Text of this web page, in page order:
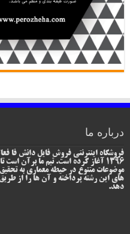
درباره ما
فروشگاه اینترنتی فروش فایل دانش فا
1396 آغاز کرده است. تیم ما برآن
موضوعات متنوع در حیطه معماری به
های این رشته پرداخته و آن ها را از
دهد.